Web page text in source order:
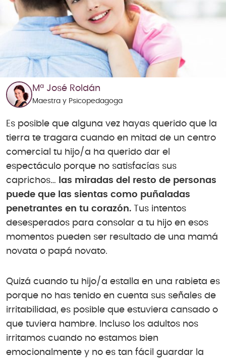
Mª José Roldán
Maestra y Psicopedagoga
Es posible que alguna vez hayas querido que la
tierra te tragara cuando en mitad de un centro
comercial tu hijo/a ha querido dar el
espectáculo porque no satisfacías sus
caprichos…
las miradas del resto de personas
puede que las sientas como puñaladas
penetrantes en tu corazón. Tus intentos
desesperados para consolar a tu hijo en esos
momentos pueden ser resultado de una mamá
novata o papá novato.
Quizá cuando tu hijo/a estalla en una rabieta es
porque no has tenido en cuenta sus señales de
irritabilidad, es posible que estuviera cansado o
que tuviera hambre. Incluso los adultos nos
irritamos cuando no estamos bien
emocionalmente y no es tan fácil guardar la